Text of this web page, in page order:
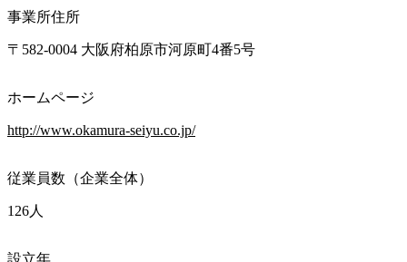
事業所住所
〒582-0004 大阪府柏原市河原町4番5号
ホームページ
http://www.okamura-seiyu.co.jp/
従業員数（企業全体）
126人